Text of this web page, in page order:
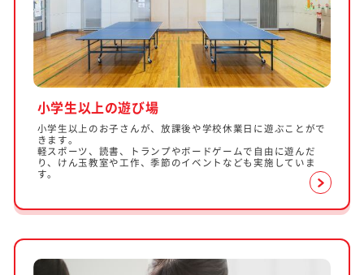
小学生以上の遊び場
小学生以上のお子さんが、放課後や学校休業日に遊ぶことがで
きます。
軽スポーツ、読書、トランプやボードゲームで自由に遊んだ
り、けん玉教室や工作、季節のイベントなども実施していま
す。